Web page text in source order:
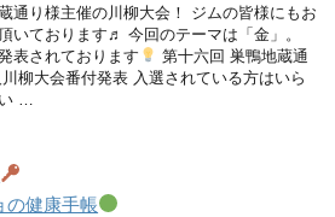
通り様主催の川柳大会！ ジムの皆様にもお
いております♬ 今回のテーマは「金」。
表されております
第十六回 巣鴨地蔵通
川柳大会番付発表 入選されている方はいら
…
の健康手帳